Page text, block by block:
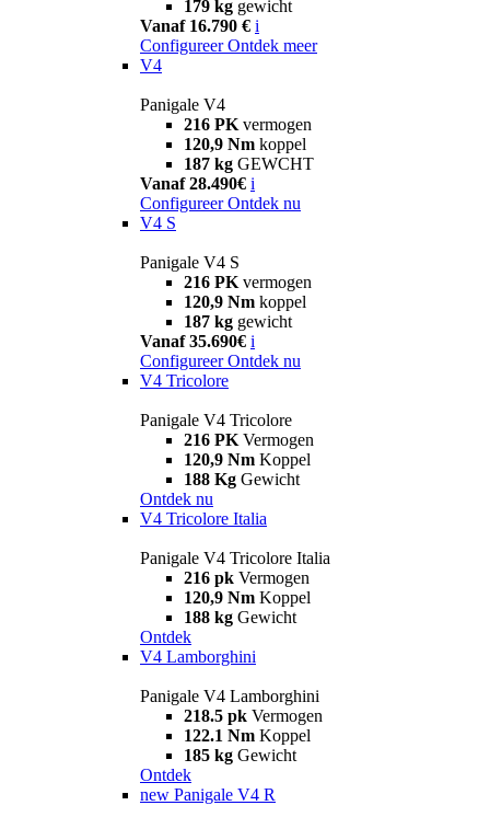
179 kg gewicht
Vanaf 16.790 € i
Configureer Ontdek meer
V4
Panigale V4
216 PK vermogen
120,9 Nm koppel
187 kg GEWCHT
Vanaf 28.490€ i
Configureer Ontdek nu
V4 S
Panigale V4 S
216 PK vermogen
120,9 Nm koppel
187 kg gewicht
Vanaf 35.690€ i
Configureer Ontdek nu
V4 Tricolore
Panigale V4 Tricolore
216 PK Vermogen
120,9 Nm Koppel
188 Kg Gewicht
Ontdek nu
V4 Tricolore Italia
Panigale V4 Tricolore Italia
216 pk Vermogen
120,9 Nm Koppel
188 kg Gewicht
Ontdek
V4 Lamborghini
Panigale V4 Lamborghini
218.5 pk Vermogen
122.1 Nm Koppel
185 kg Gewicht
Ontdek
new Panigale V4 R